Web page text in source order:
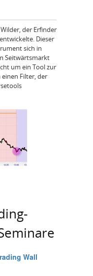
Wilder, der Erfinder
Dieser
sich in
Seitwärtsmarkt
um ein Tool zur
Filter, der